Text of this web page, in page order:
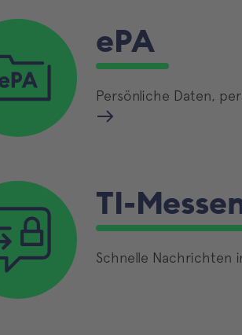
ePA
Persönliche Daten,
TI-
Schnelle Nachrichten